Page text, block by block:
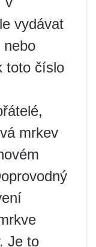
vydávat
nebo
toto číslo
mrkev
Je to